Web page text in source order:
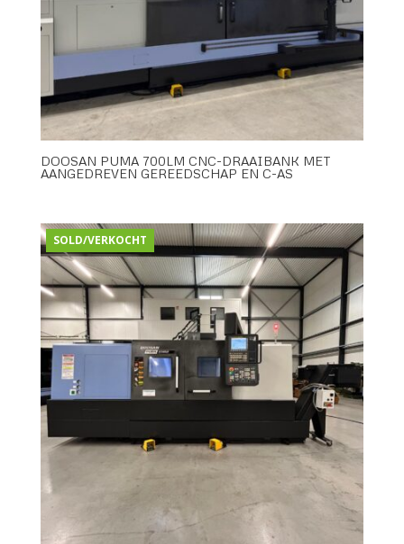
DOOSAN PUMA 700LM CNC-DRAAIBANK MET
AANGEDREVEN GEREEDSCHAP EN C-AS
SOLD/VERKOCHT